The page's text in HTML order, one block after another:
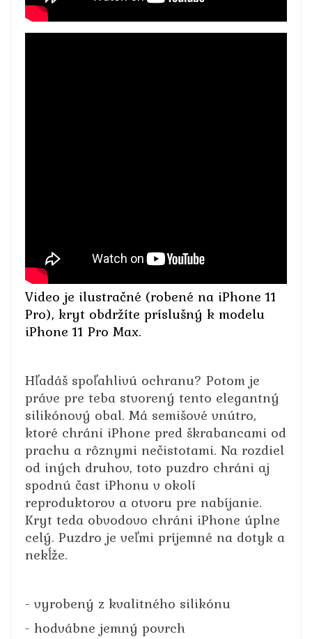
Video je ilustračné (robené na iPhone 11
Pro), kryt obdržíte príslušný k modelu
iPhone 11 Pro Max.
Hľadáš spoľahlivú ochranu? Potom je
práve pre teba stvorený tento elegantný
silikónový obal. Má semišové vnútro,
ktoré chráni iPhone pred škrabancami od
prachu a rôznymi nečistotami. Na rozdiel
od iných druhov, toto puzdro chráni aj
spodnú čast iPhonu v okolí
reproduktorov a otvoru pre nabíjanie.
Kryt teda obvodovo chráni iPhone úplne
celý. Puzdro je veľmi príjemné na dotyk a
nekĺže.
- vyrobený z kvalitného silikónu
- hodvábne jemný povrch